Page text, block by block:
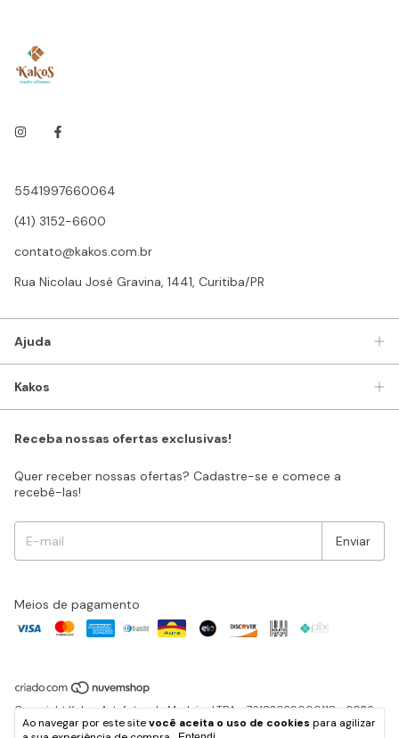
Ao navegar por este sitevocê aceita o uso de cookies para agilizar
5541997660064
(41) 3152-6600
contato@kakos.com.br
Rua Nicolau José Gravina, 1441, Curitiba/PR
Ajuda
Kakos
Receba nossas ofertas exclusivas!
Quer receber nossas ofertas? Cadastre-se e comece a
recebê-las!
Meios de pagamento
Copyright Kakos Artefatos de Madeira LTDA - 76183029000118 - 2026.
Todos os direitos reservados.